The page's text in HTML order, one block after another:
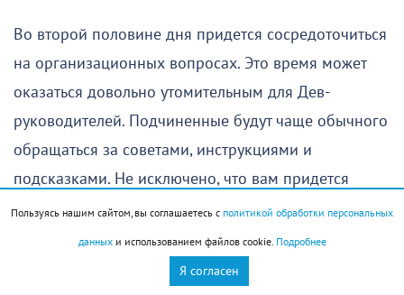
Во второй половине дня придется сосредоточиться
на организационных вопросах. Это время может
оказаться довольно утомительным для Дев-
руководителей. Подчиненные будут чаще обычного
обращаться за советами, инструкциями и
подсказками. Не исключено, что вам придется
самостоятельно решать текущие задачи, которые вы
давно привыкли делегировать. Это отвлечет от
более масштабных дел и может вызвать
Пользуясь нашим сайтом, вы соглашаетесь с политикой обработки персональных
данныхи использованием файлов cookie. Подробнее
Я согласен